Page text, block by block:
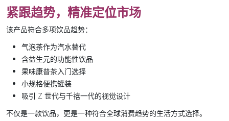
紧跟趋势，精准定位市场
该产品符合多项饮品趋势：
气泡茶作为汽水替代
含益生元的功能性饮品
果味康普茶入门选择
小规格便携罐装
吸引 Z 世代与千禧一代的视觉设计
不仅是一款饮品，更是一种符合全球消费趋势的生活方式选择。